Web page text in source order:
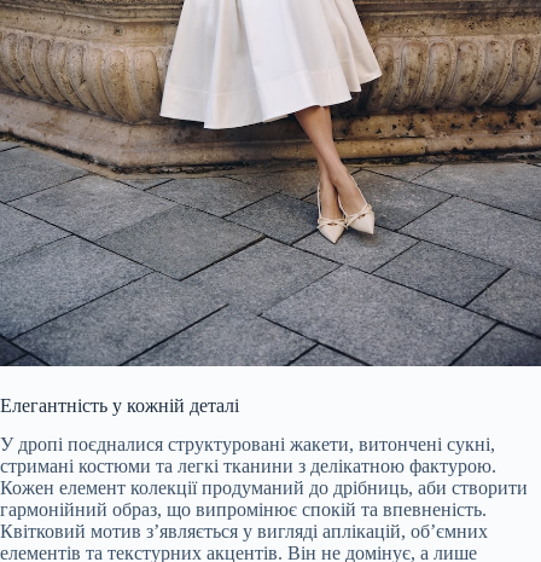
Елегантність у кожній деталі
У дропі поєдналися структуровані жакети, витончені сукні,
стримані костюми та легкі тканини з делікатною фактурою.
Кожен елемент колекції продуманий до дрібниць, аби створити
гармонійний образ, що випромінює спокій та впевненість.
Квітковий мотив з’являється у вигляді аплікацій, об’ємних
елементів та текстурних акцентів. Він не домінує, а лише